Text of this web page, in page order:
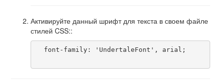
Активируйте данный шрифт для текста в своем файле
стилей CSS::